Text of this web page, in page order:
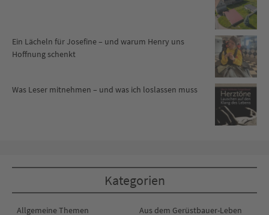
Ein Lächeln für Josefine – und warum Henry uns
Hoffnung schenkt
Was Leser mitnehmen – und was ich loslassen muss
Kategorien
Allgemeine Themen Aus dem Gerüstbauer-Leben